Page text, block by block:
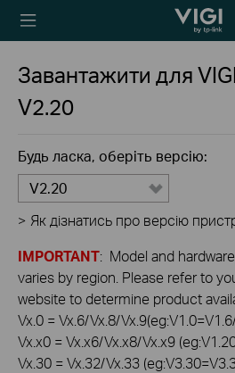
TP-Link, Reliably
Завантажити для
V2.20
Будь ласка, оберіть версію:
V2.20
> Як дізнатись про версію
IMPORTANT: Model and
varies by region. Please refer to
website to determine product
Vx.0 = Vx.6/Vx.8/
Vx.x0 = Vx.x6/Vx.x8/Vx.x9
Vx.30 = Vx.32/Vx.33